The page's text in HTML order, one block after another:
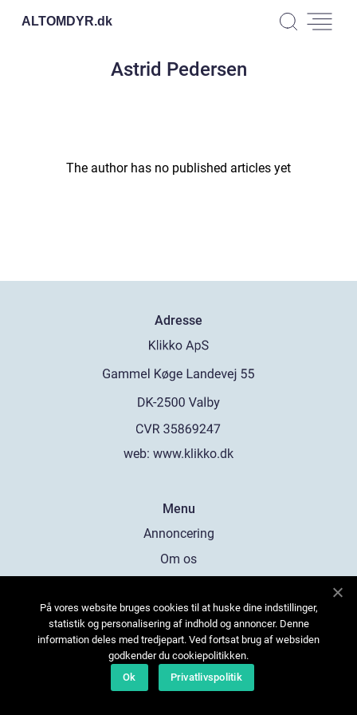
ALTOMDYR.dk
Astrid Pedersen
The author has no published articles yet
Adresse
web: www.klikko.dk
Menu
Annoncering
Om os
Kontakt os
Sitemap
På vores website bruges cookies til at huske dine indstillinger,
statistik og personalisering af indhold og annoncer. Denne
information deles med tredjepart. Ved fortsat brug af websiden
godkender du cookiepolitikken.
Ok
Privatlivspolitik